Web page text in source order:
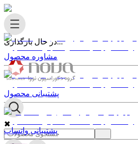
در حال بارگذاری...
✖
مشاوره محصول
پشتیبانی محصول
پشتیبانی واتساپ